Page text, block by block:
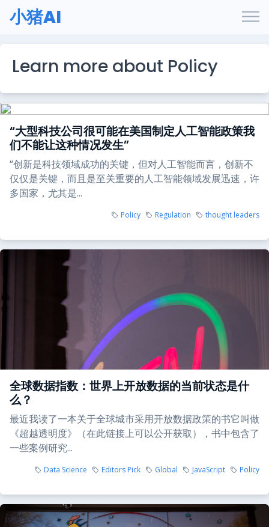
小猪AI
Learn more about Policy
“大型科技公司很可能在美国制定人工智能政策我
们不能让这种情况发生”
“创新是科技领域成功的关键，但对人工智能而言，创新不
仅仅是关键，而且是至关重要的人工智能领域发展迅速，许
多国家，尤其是...
Policy Regulation thought leaders
全球数据指数：世界上开放数据的当前状态是什
么？
最近我读了一本关于全球城市采用开放数据政策的书它叫做
《超越透明度》（在此链接上可以公开获取），书中包含了
一些案例研究...
Data Science Editors Pick Global JavaScript Policy